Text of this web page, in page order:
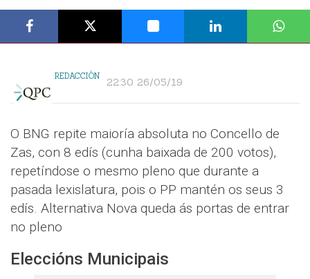
REDACCIÓN 22:30 26/05/19
O BNG repite maioría absoluta no Concello de
Zas, con 8 edís (cunha baixada de 200 votos),
repetíndose o mesmo pleno que durante a
pasada lexislatura, pois o PP mantén os seus 3
edís. Alternativa Nova queda ás portas de entrar
no pleno
Eleccións Municipais